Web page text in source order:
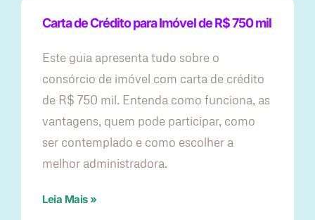
Carta de Crédito para Imóvel de R$ 750 mil
Este guia apresenta tudo sobre o
consórcio de imóvel com carta de crédito
de R$ 750 mil. Entenda como funciona, as
vantagens, quem pode participar, como
ser contemplado e como escolher a
melhor administradora.
Leia Mais »